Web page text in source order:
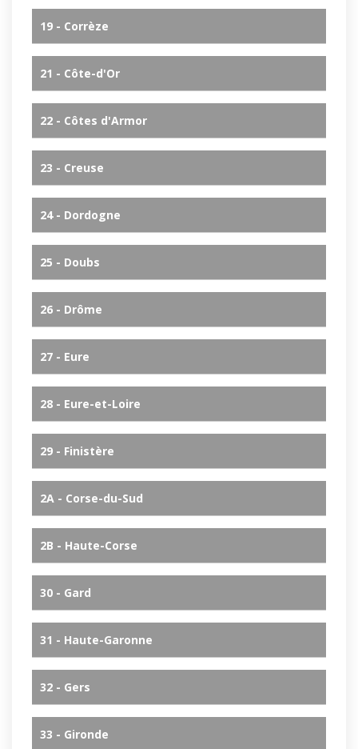
19 - Corrèze
21 - Côte-d'Or
22 - Côtes d'Armor
23 - Creuse
24 - Dordogne
25 - Doubs
26 - Drôme
27 - Eure
28 - Eure-et-Loire
29 - Finistère
2A - Corse-du-Sud
2B - Haute-Corse
30 - Gard
31 - Haute-Garonne
32 - Gers
33 - Gironde